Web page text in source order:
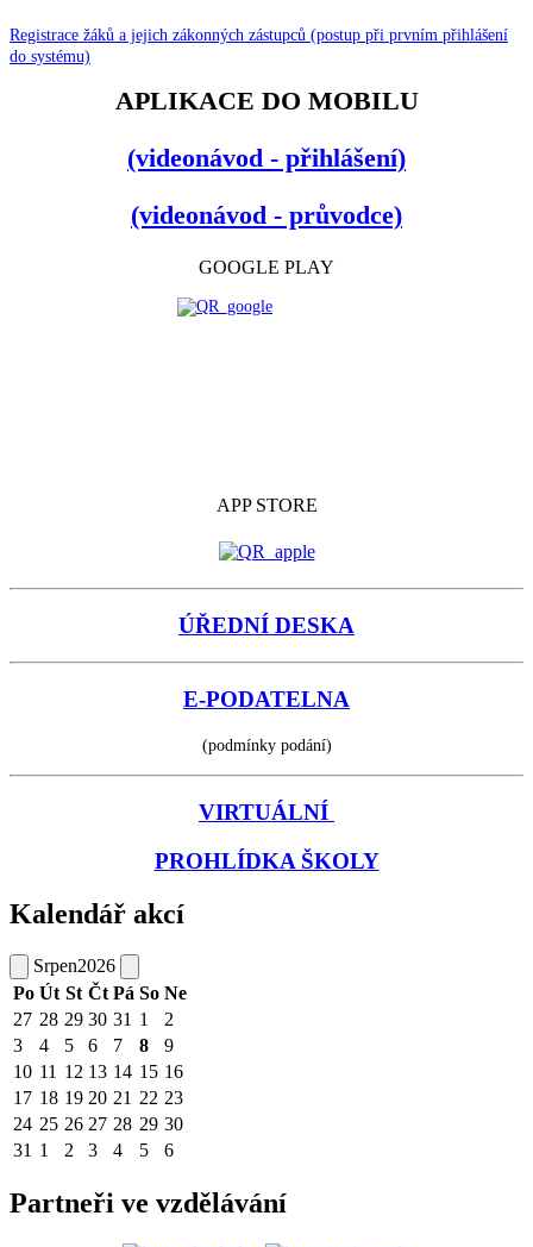
Registrace žáků a jejich zákonných zástupců (postup při prvním přihlášení
do systému)
APLIKACE DO MOBILU
(videonávod - přihlášení)
(videonávod - průvodce)
GOOGLE PLAY
APP STORE
ÚŘEDNÍ DESKA
E-PODATELNA
(podmínky podání)
VIRTUÁLNÍ
PROHLÍDKA ŠKOLY
Kalendář akcí
Srpen2026
Po Út St Čt Pá So Ne
27 28 29 30 31 1
2
3
4 5 6 7 8
9
10 11 12 13 14 15 16
17 18 19 20 21 22 23
24 25 26 27 28 29 30
31 1 2 3 4 5 6
Partneři ve vzdělávání